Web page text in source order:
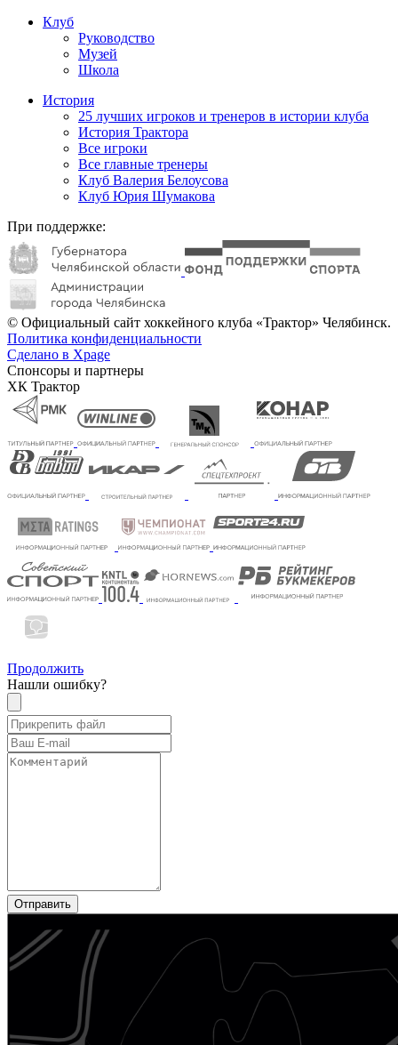
Клуб
Руководство
Музей
Школа
История
25 лучших игроков и тренеров в истории клуба
История Трактора
Все игроки
Все главные тренеры
Клуб Валерия Белоусова
Клуб Юрия Шумакова
При поддержке:
© Официальный сайт хоккейного клуба «Трактор» Челябинск.
Политика конфиденциальности
Сделано в Xpage
Спонсоры и партнеры
ХК Трактор
Продолжить
Нашли ошибку?